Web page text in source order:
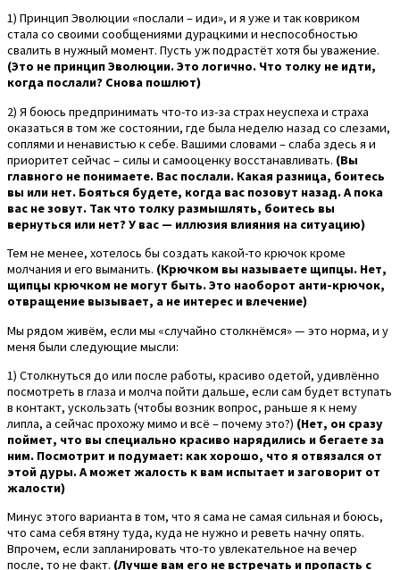
1) Принцип Эволюции «послали – иди», и я уже и так ковриком
стала со своими сообщениями дурацкими и неспособностью
свалить в нужный момент. Пусть уж подрастёт хотя бы уважение.
(Это не принцип Эволюции. Это логично. Что толку не идти,
когда послали? Снова пошлют)
2) Я боюсь предпринимать что-то из-за страх неуспеха и страха
оказаться в том же состоянии, где была неделю назад со слезами,
соплями и ненавистью к себе. Вашими словами – слаба здесь я и
приоритет сейчас – силы и самооценку восстанавливать. (Вы
главного не понимаете. Вас послали. Какая разница, боитесь
вы или нет. Бояться будете, когда вас позовут назад. А пока
вас не зовут. Так что толку размышлять, боитесь вы
вернуться или нет? У вас — иллюзия влияния на ситуацию)
Тем не менее, хотелось бы создать какой-то крючок кроме
молчания и его выманить. (Крючком вы называете щипцы. Нет,
щипцы крючком не могут быть. Это наоборот анти-крючок,
отвращение вызывает, а не интерес и влечение)
Мы рядом живём, если мы «случайно столкнёмся» — это норма, и у
меня были следующие мысли:
1) Столкнуться до или после работы, красиво одетой, удивлённо
посмотреть в глаза и молча пойти дальше, если сам будет вступать
в контакт, ускользать (чтобы возник вопрос, раньше я к нему
липла, а сейчас прохожу мимо и всё – почему это?) (Нет, он сразу
поймет, что вы специально красиво нарядились и бегаете за
ним. Посмотрит и подумает: как хорошо, что я отвязался от
этой дуры. А может жалость к вам испытает и заговорит от
жалости)
Минус этого варианта в том, что я сама не самая сильная и боюсь,
что сама себя втяну туда, куда не нужно и реветь начну опять.
Впрочем, если запланировать что-то увлекательное на вечер
после, то не факт. (Лучше вам его не встречать и пропасть с